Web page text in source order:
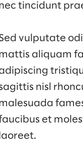
tincidunt
vulputate
aliquam
nisl
et
laoreet.